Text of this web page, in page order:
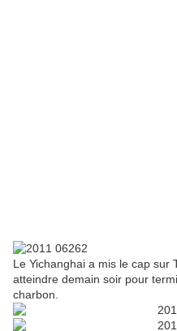
Le Yichanghai a mis le cap sur
atteindre demain soir pour
charbon.